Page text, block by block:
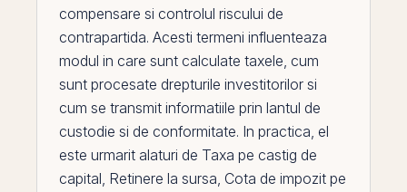
compensare si controlul riscului de
contrapartida. Acesti termeni influenteaza
modul in care sunt calculate taxele, cum
sunt procesate drepturile investitorilor si
cum se transmit informatiile prin lantul de
custodie si de conformitate. In practica, el
este urmarit alaturi de Taxa pe castig de
capital, Retinere la sursa, Cota de impozit pe